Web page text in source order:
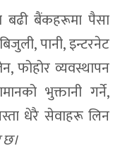
बढी बैंकहरूमा पैसा
पानी, इन्टरनेट
फोहोर व्यवस्थापन
भुक्तानी गर्ने,
धेरै सेवाहरू लिन
छ।